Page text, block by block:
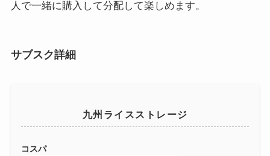
人で一緒に購入して分配して楽しめます。
サブスク詳細
九州ライスストレージ
コスパ